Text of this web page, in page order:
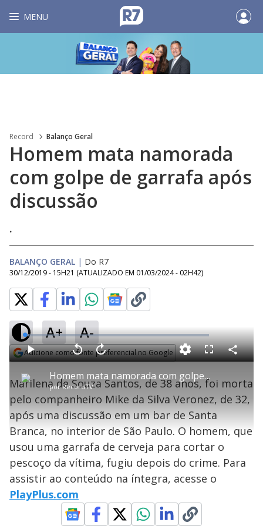
MENU
Record Balanço Geral
Homem mata namorada
com golpe de garrafa após
discussão
.
BALANÇO GERAL | Do R7
30/12/2019 - 15H21 (ATUALIZADO EM 01/03/2024 - 02H42)
A+ A-
Adicione como fonte preferencial no Google
P
l
a
y
Homem mata namorada com golpe de garrafa após discussão
porRecordTV
P V
t
a
r
1
0
e
g
n
d
s
A
n
ç
a
1
s
e
u
n
o
s
M
u
L
o
a
d
e
:
2
.
2
9
%
F
l
s
c
e
n
C
o
a
r
Marilena de Souza Santos, de 38 anos, foi morta
pelo companheiro Mike da Silva Veronez, de 32,
após uma discussão em um bar de Santa
Branca, no interior de São Paulo. O homem, que
usou uma garrafa de cerveja para cortar o
pescoço da vítima, fugiu depois do crime. Para
assistir ao conteúdo na íntegra, acesse o
PlayPlus.com